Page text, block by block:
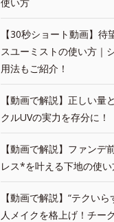
【30秒ショート動画】待
スユーミストの使い方｜
用法もご紹介！
【動画で解説】正しい量
クルUVの実力を存分に！
【動画で解説】ファンデ
レス*を叶える下地の使
【動画で解説】“テクい
人メイクを格上げ！チー